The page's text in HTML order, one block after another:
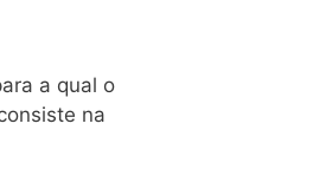
a qual o
na